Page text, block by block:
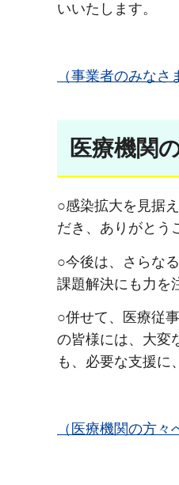
いいたします。
（事業者のみな
医療機関
○感染拡大を見据
だき、ありがとう
○今後は、さらな
課題解決にも力を
○併せて、医療従
の皆様には、大変
も、必要な支援に
（医療機関の方